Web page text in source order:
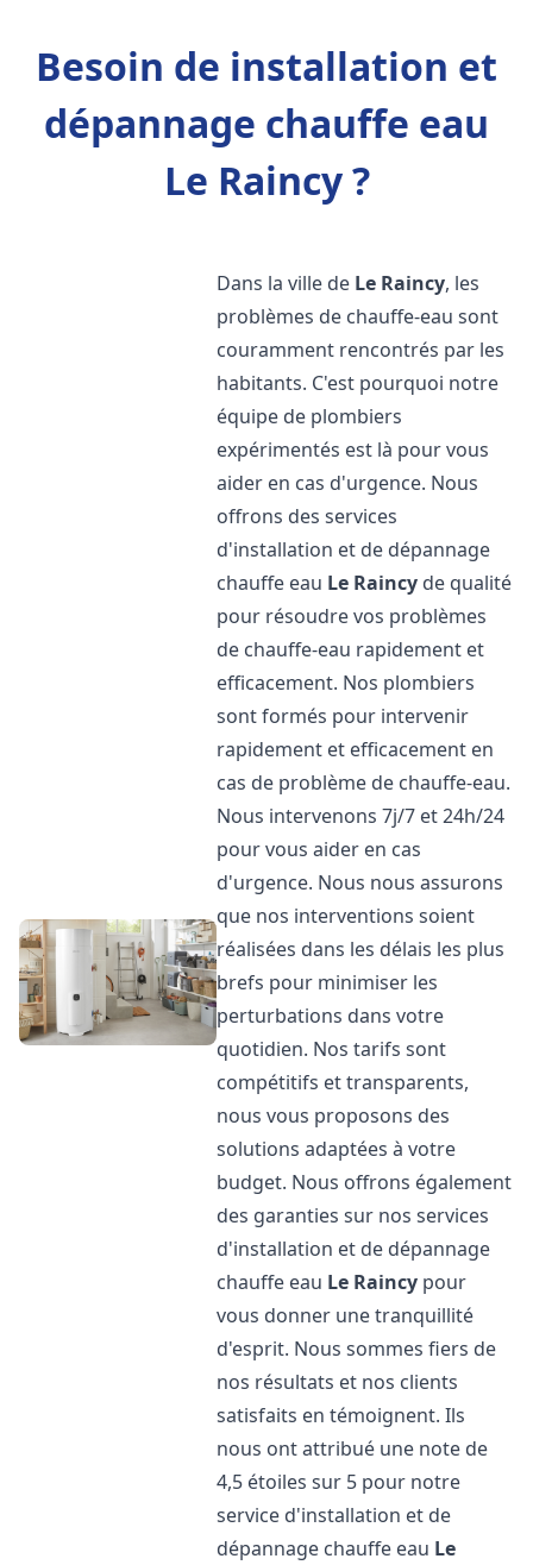
Besoin de installation et
dépannage chauffe eau
Le Raincy ?
Dans la ville de Le Raincy, les
problèmes de chauffe-eau sont
couramment rencontrés par les
habitants. C'est pourquoi notre
équipe de plombiers
expérimentés est là pour vous
aider en cas d'urgence. Nous
offrons des services
d'installation et de dépannage
chauffe eau Le Raincy de qualité
pour résoudre vos problèmes
de chauffe-eau rapidement et
efficacement. Nos plombiers
sont formés pour intervenir
rapidement et efficacement en
cas de problème de chauffe-eau.
Nous intervenons 7j/7 et 24h/24
pour vous aider en cas
d'urgence. Nous nous assurons
que nos interventions soient
réalisées dans les délais les plus
brefs pour minimiser les
perturbations dans votre
quotidien. Nos tarifs sont
compétitifs et transparents,
nous vous proposons des
solutions adaptées à votre
budget. Nous offrons également
des garanties sur nos services
d'installation et de dépannage
chauffe eau Le Raincy pour
vous donner une tranquillité
d'esprit. Nous sommes fiers de
nos résultats et nos clients
satisfaits en témoignent. Ils
nous ont attribué une note de
4,5 étoiles sur 5 pour notre
service d'installation et de
dépannage chauffe eau Le